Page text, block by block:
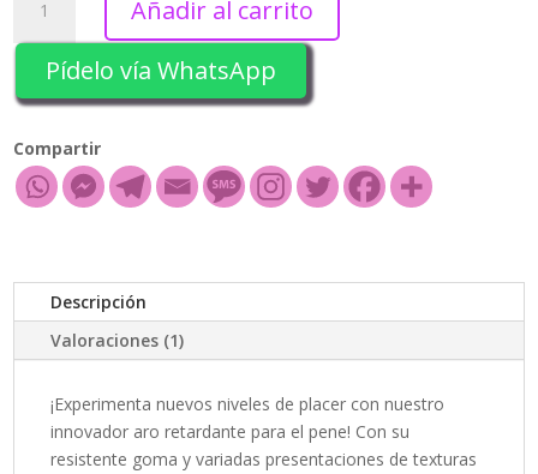
retardante
colores
cantidad
Añadir al carrito
Pídelo vía WhatsApp
Compartir
Descripción
Valoraciones (1)
¡Experimenta nuevos niveles de placer con nuestro
innovador aro retardante para el pene! Con su
resistente goma y variadas presentaciones de texturas